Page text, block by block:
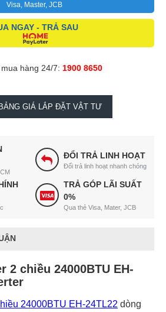
Visa, Master, JCB
NGAY - TRẢ SAU
hàng 24/7: 1900 8650
GIÁ LẮP ĐẶT VẬT TƯ
ĐỔI TRẢ LINH HOẠT
Đổi trả linh hoạt nhanh chóng
TRẢ GÓP LÃI SUẤT
0%
Qua thẻ Visa, Mater, JCB
2 chiều 24000BTU EH-
24000BTU EH-24TL22 dòng